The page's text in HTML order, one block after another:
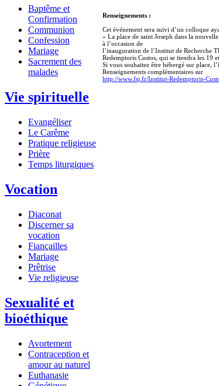
Baptême et
Confirmation
Communion
Confession
Mariage
Sacrement des
malades
Vie spirituelle
Evangéliser
Le Carême
Pratique religieuse
Prière
Temps liturgiques
Vocation
Diaconat
Discerner sa
vocation
Fiançailles
Mariage
Prêtrise
Vie religieuse
Sexualité et
bioéthique
Avortement
Contraception et
amour au naturel
Euthanasie
Renseignements :
Cet événement sera suivi d’un colloque
« La place de saint Joseph dans la
à l’occasion de
l’inauguration de l’Institut de Recherche
Redemptoris Custos, qui se tiendra les 19
Si vous souhaitez être hébergé sur place,
Renseignements complémentaires sur
http://www.fsj.fr/Institut-Redemptoris-